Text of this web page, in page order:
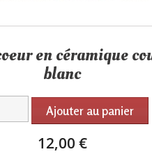
en céramique
blanc
Ajouter au panier
12,00 €